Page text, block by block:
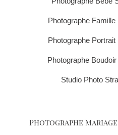
Photographe
Photographe
Photographe
Studio Photo
Photographe